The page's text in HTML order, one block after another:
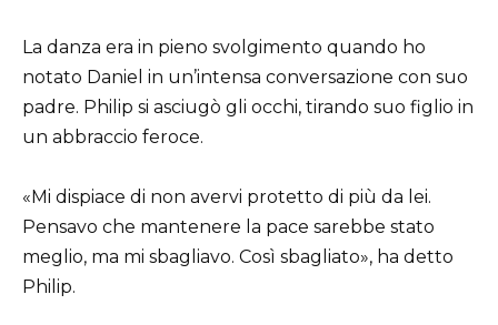
La danza era in pieno svolgimento quando ho
notato Daniel in un’intensa conversazione con suo
padre. Philip si asciugò gli occhi, tirando suo figlio in
un abbraccio feroce.
«Mi dispiace di non avervi protetto di più da lei.
Pensavo che mantenere la pace sarebbe stato
meglio, ma mi sbagliavo. Così sbagliato», ha detto
Philip.